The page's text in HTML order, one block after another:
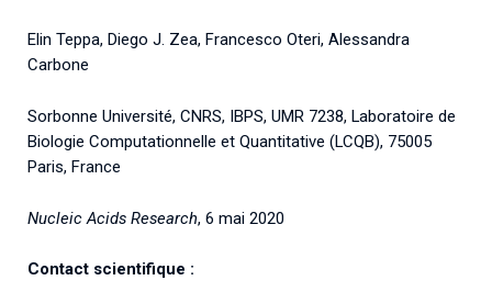
Elin Teppa, Diego J. Zea, Francesco Oteri, Alessandra
Carbone
Sorbonne Université, CNRS, IBPS, UMR 7238, Laboratoire de
Biologie Computationnelle et Quantitative (LCQB), 75005
Paris, France
Nucleic Acids Research, 6 mai 2020
Contact scientifique :